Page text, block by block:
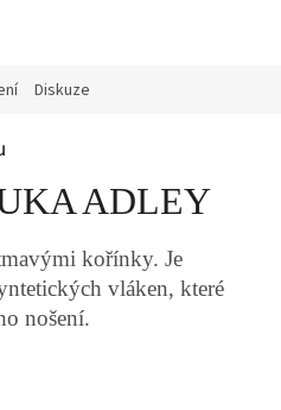
Diskuze
ADLEY
kořínky. Je
vláken, které
nošení.